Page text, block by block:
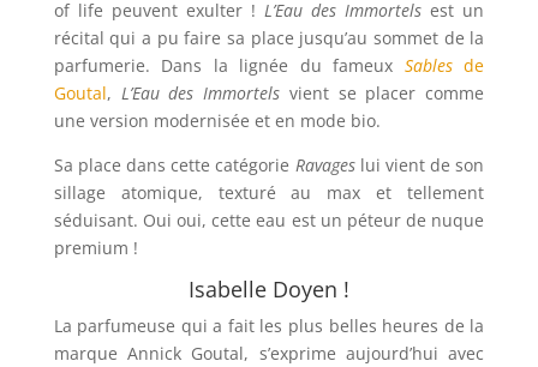
of life peuvent exulter !L’Eau des Immortels est un
récital qui a pu faire sa place jusqu’au sommet de la
parfumerie. Dans la lignée du fameux Sablesde
Goutal, L’Eau des Immortels vient se placer comme
une version modernisée et en mode bio.
Sa place dans cette catégorie Ravageslui vient de son
sillage atomique, texturé au max et tellement
séduisant. Oui oui, cette eau est un péteur de nuque
premium !
Isabelle Doyen !
La parfumeuse qui a fait les plus belles heures de la
marque Annick Goutal, s’exprime aujourd’hui avec